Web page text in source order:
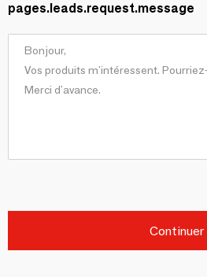
pages.leads.request.message
Continuer